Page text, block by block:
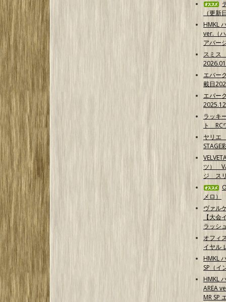
（更新
HMKL
ver.（
アバー
スミス
エバー
載日
エバー
ラッキ
ト RC
ヤリエ
STAGE
ツ）
ジ ス
メロ）
ヴァル
【大会
ラッシ
オフィ
イヤル
HMKL
SP（イ
HMKL
AREA
MR SP